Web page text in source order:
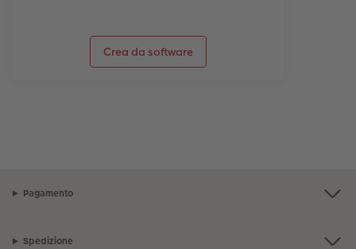
Crea da software
Pagamento
Spedizione